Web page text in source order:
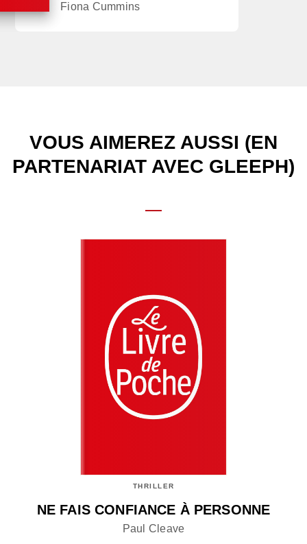
Fiona Cummins
VOUS AIMEREZ AUSSI (EN
PARTENARIAT AVEC GLEEPH)
THRILLER
NE FAIS CONFIANCE À PERSONNE
Paul Cleave